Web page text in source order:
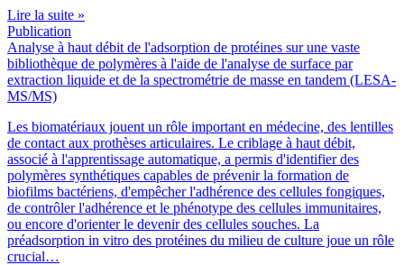
Lire la suite »
Publication
Analyse à haut débit de l'adsorption de protéines sur une vaste
bibliothèque de polymères à l'aide de l'analyse de surface par
extraction liquide et de la spectrométrie de masse en tandem (LESA-
MS/MS)
Les biomatériaux jouent un rôle important en médecine, des lentilles
de contact aux prothèses articulaires. Le criblage à haut débit,
associé à l'apprentissage automatique, a permis d'identifier des
polymères synthétiques capables de prévenir la formation de
biofilms bactériens, d'empêcher l'adhérence des cellules fongiques,
de contrôler l'adhérence et le phénotype des cellules immunitaires,
ou encore d'orienter le devenir des cellules souches. La
préadsorption in vitro des protéines du milieu de culture joue un rôle
crucial…